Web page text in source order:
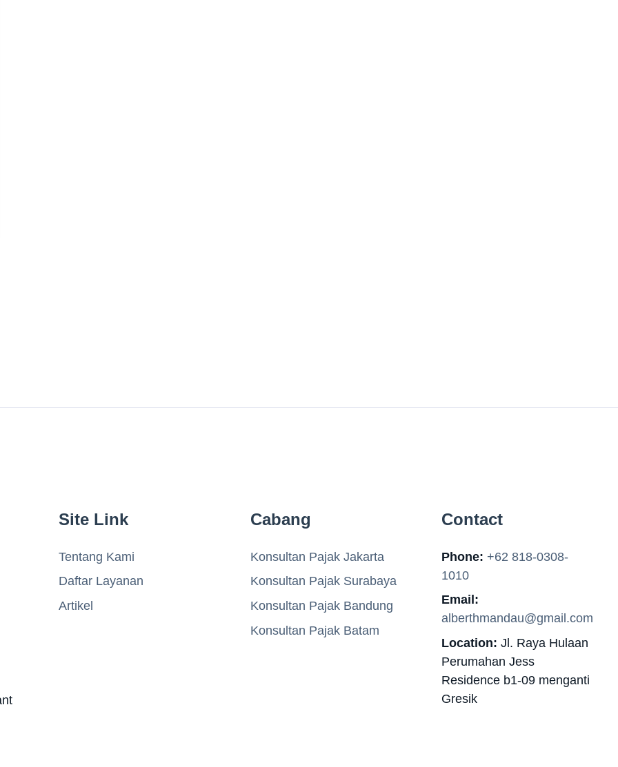
Site Link
Tentang Kami
Daftar Layanan
Artikel
Cabang
Konsultan Pajak Jakarta
Konsultan Pajak Surabaya
Konsultan Pajak Bandung
Konsultan Pajak Batam
Contact
Phone: +62 818-0308-
1010
Email:
alberthmandau@gmail.com
Location: Jl. Raya Hulaan
Perumahan Jess
Residence b1-09 menganti
Gresik